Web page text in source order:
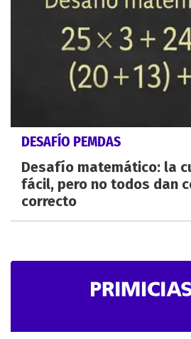
DESAFÍO PEMDAS
Desafío matemático: la
fácil, pero no todos dan
correcto